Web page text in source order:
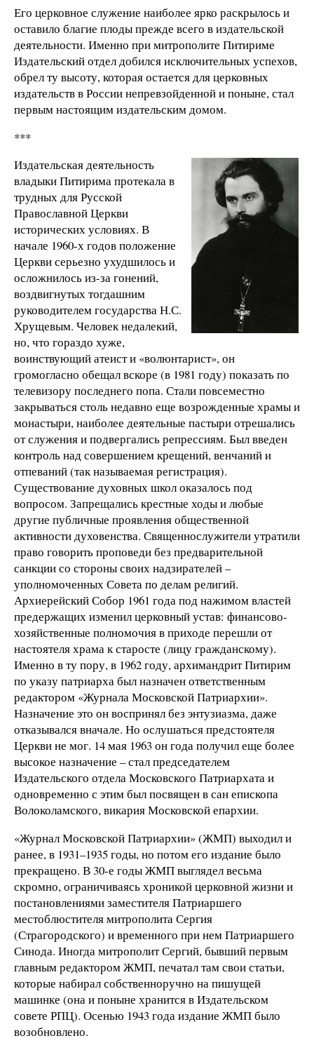
Его церковное служение наиболее ярко раскрылось и
оставило благие плоды прежде всего в издательской
деятельности. Именно при митрополите Питириме
Издательский отдел добился исключительных успехов,
обрел ту высоту, которая остается для церковных
издательств в России непревзойденной и поныне, стал
первым настоящим издательским домом.
***
Издательская деятельность
владыки Питирима протекала в
трудных для Русской
Православной Церкви
исторических условиях. В
начале 1960-х годов положение
Церкви серьезно ухудшилось и
осложнилось из-за гонений,
воздвигнутых тогдашним
руководителем государства Н.С.
Хрущевым. Человек недалекий,
но, что гораздо хуже,
воинствующий атеист и «волюнтарист», он
громогласно обещал вскоре (в 1981 году) показать по
телевизору последнего попа. Стали повсеместно
закрываться столь недавно еще возрожденные храмы и
монастыри, наиболее деятельные пастыри отрешались
от служения и подвергались репрессиям. Был введен
контроль над совершением крещений, венчаний и
отпеваний (так называемая регистрация).
Существование духовных школ оказалось под
вопросом. Запрещались крестные ходы и любые
другие публичные проявления общественной
активности духовенства. Священнослужители утратили
право говорить проповеди без предварительной
санкции со стороны своих надзирателей –
уполномоченных Совета по делам религий.
Архиерейский Собор 1961 года под нажимом властей
предержащих изменил церковный устав: финансово-
хозяйственные полномочия в приходе перешли от
настоятеля храма к старосте (лицу гражданскому).
Именно в ту пору, в 1962 году, архимандрит Питирим
по указу патриарха был назначен ответственным
редактором «Журнала Московской Патриархии».
Назначение это он воспринял без энтузиазма, даже
отказывался вначале. Но ослушаться предстоятеля
Церкви не мог. 14 мая 1963 он года получил еще более
высокое назначение – стал председателем
Издательского отдела Московского Патриархата и
одновременно с этим был посвящен в сан епископа
Волоколамского, викария Московской епархии.
«Журнал Московской Патриархии» (ЖМП) выходил и
ранее, в 1931–1935 годы, но потом его издание было
прекращено. В 30-е годы ЖМП выглядел весьма
скромно, ограничиваясь хроникой церковной жизни и
постановлениями заместителя Патриаршего
местоблюстителя митрополита Сергия
(Страгородского) и временного при нем Патриаршего
Синода. Иногда митрополит Сергий, бывший первым
главным редактором ЖМП, печатал там свои статьи,
которые набирал собственноручно на пишущей
машинке (она и поныне хранится в Издательском
совете РПЦ). Осенью 1943 года издание ЖМП было
возобновлено.